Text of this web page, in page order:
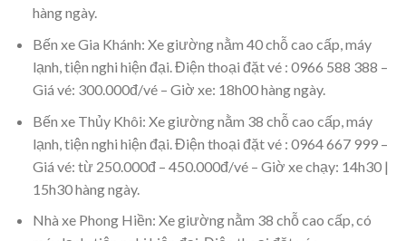
hàng ngày.
Bến xe Gia Khánh: Xe giường nằm 40 chỗ cao cấp, máy
lạnh, tiện nghi hiện đại. Điện thoại đặt vé : 0966 588 388 –
Giá vé: 300.000đ/vé – Giờ xe: 18h00 hàng ngày.
Bến xe Thủy Khôi: Xe giường nằm 38 chỗ cao cấp, máy
lạnh, tiện nghi hiện đại. Điện thoại đặt vé : 0964 667 999 –
Giá vé: từ 250.000đ – 450.000đ/vé – Giờ xe chạy: 14h30 |
15h30 hàng ngày.
Nhà xe Phong Hiền: Xe giường nằm 38 chỗ cao cấp, có